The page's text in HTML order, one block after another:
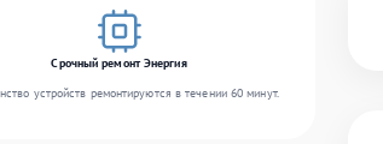
Срочный ремонт Энергия
устройств ремонтируются в течении 60 минут.